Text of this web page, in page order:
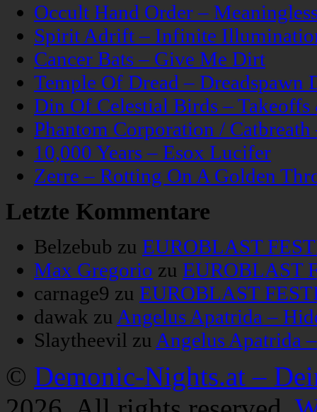
Occult Hand Order –
Spirit Adrift – Infinite
Cancer Bats – Give Me Dirt
Temple Of Dread – Dreadspawn
Din Of Celestial Birds –
Phantom Corporation /
10,000 Years – Esox Lucifer
Zerre – Rotting On A Golden
Letzte Kommentare
Belzebub zu EUROBLAST
Max Gregorio zu EUROBLAST
carnage9 zu EUROBLAST
dawak zu Angelus Apatrida –
Slaytheevil zu Angelus Apatrida
© Demonic-Nights.at –